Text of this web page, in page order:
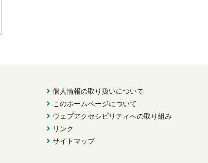
個人情報の取り扱いについて
このホームページについて
ウェブアクセシビリティへの取り組み
リンク
サイトマップ